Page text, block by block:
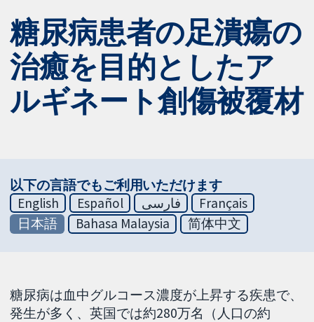
糖尿病患者の足潰瘍の
治癒を目的としたア
ルギネート創傷被覆材
以下の言語でもご利用いただけます
English
Español فارسی
Français
日本語
Bahasa Malaysia 简体中文
糖尿病は血中グルコース濃度が上昇する疾患で、
発生が多く、英国では約280万名（人口の約